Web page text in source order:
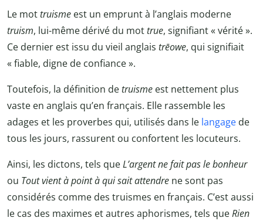
Le mottruisme est un emprunt à l’anglais moderne
truism, lui-même dérivé du mottrue, signifiant « vérité ».
Ce dernier est issu du vieil anglais trēowe, qui signifiait
« fiable, digne de confiance ».
Toutefois, la définition detruisme est nettement plus
vaste en anglais qu’en français. Elle rassemble les
adages et les proverbes qui, utilisés dans le langage de
tous les jours, rassurent ou confortent les locuteurs.
Ainsi, les dictons, tels queL’argent ne fait pas le bonheur
ou Tout vient à point à qui sait attendre ne sont pas
considérés comme des truismes en français. C’est aussi
le cas des maximes et autres aphorismes, tels queRien